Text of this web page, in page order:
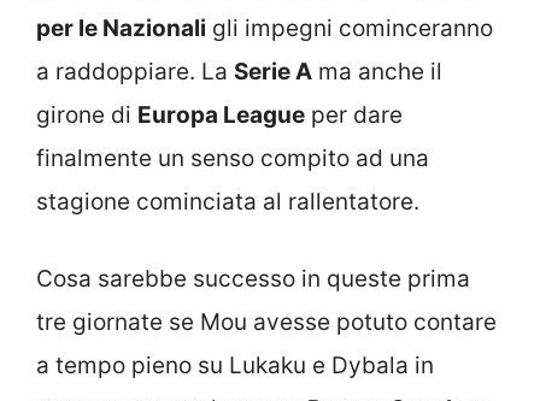
per le Nazionali gli impegni cominceranno
a raddoppiare. La Serie A ma anche il
girone di Europa League per dare
finalmente un senso compito ad una
stagione cominciata al rallentatore.
Cosa sarebbe successo in queste prima
tre giornate se Mou avesse potuto contare
a tempo pieno su Lukaku e Dybala in